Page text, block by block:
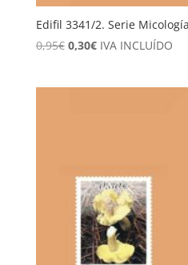
Edifil 3341/2. Serie
0,95€ El
0,30€ElIVA INCLUÍDO